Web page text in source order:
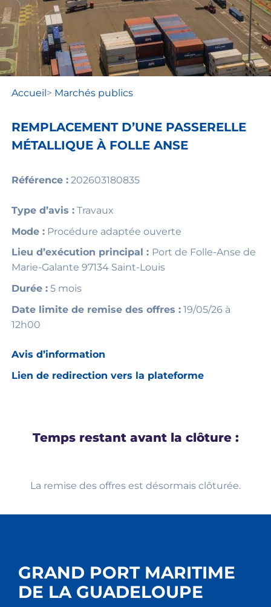
Accueil> Marchés publics
REMPLACEMENT D’UNE PASSERELLE
MÉTALLIQUE À FOLLE ANSE
Référence :202603180835
Type d’avis :Travaux
Mode :Procédure adaptée ouverte
Lieu d’exécution principal : Port de Folle-Anse de
Marie-Galante 97134 Saint-Louis
Durée :5 mois
Date limite de remise des offres :19/05/26 à
12h00
Avis d’information
Lien de redirection vers la plateforme
Temps restant avant la clôture :
La remise des offres est désormais clôturée.
GRAND PORT MARITIME
DE LA GUADELOUPE